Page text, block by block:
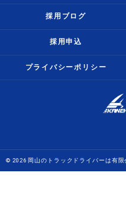
採用ブログ
採用申込
プライバシーポリシー
© 2026 岡山のトラックドライバーは有限